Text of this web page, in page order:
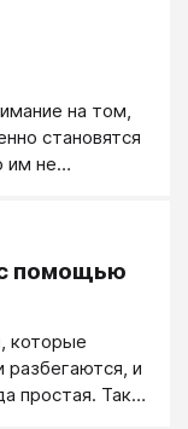
на том,
становятся
им не
помощью
которые
и
простая. Так